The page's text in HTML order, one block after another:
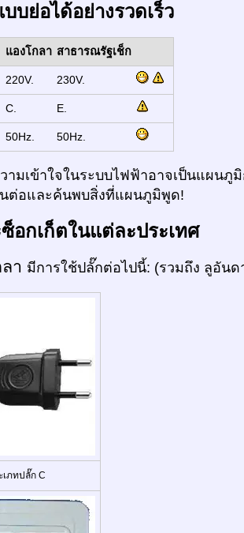
บย่อได้อย่างรวดเร็ว
แองโกลา สาธารณรัฐเช็ก
220V. 230V.
C. E.
50Hz. 50Hz.
มเข้าใจในระบบไฟฟ้าอาจเป็นแผน
ต่อและค้นพบสิ่งที่แผนภูมิพูด!
อกเก็ตในแต่ละประเทศ
า มีการใช้ปลั๊กต่อไปนี้: (รวมถึง ลูอันด
เภทปลั๊ก C